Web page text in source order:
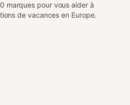
marques pour vous aider à
de vacances en Europe.